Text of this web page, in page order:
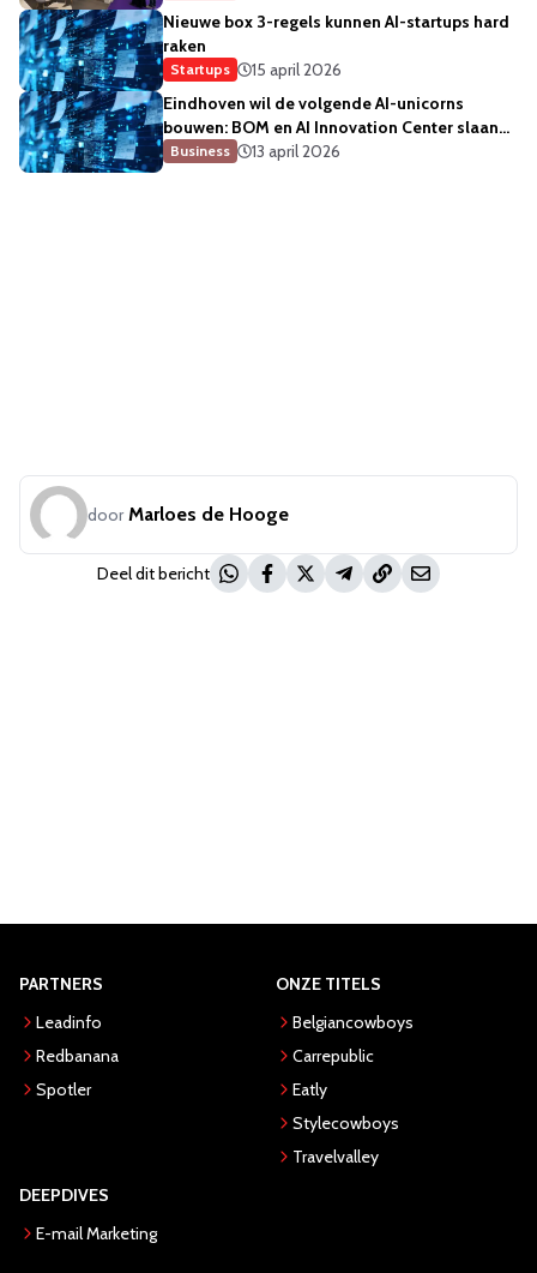
Nieuwe box 3-regels kunnen AI-startups hard
raken
Startups
15 april 2026
Eindhoven wil de volgende AI-unicorns
bouwen: BOM en AI Innovation Center slaan
de handen ineen
Business 13 april 2026
door Marloes de Hooge
Deel dit bericht
PARTNERS
Leadinfo
Redbanana
Spotler
ONZE TITELS
Belgiancowboys
Carrepublic
Eatly
Stylecowboys
Travelvalley
DEEPDIVES
E-mail Marketing